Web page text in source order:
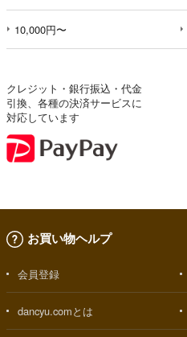
10,000円〜
クレジット・銀行振込・代金
引換、各種の決済サービスに
対応しています
お買い物ヘルプ
会員登録
dancyu.comとは